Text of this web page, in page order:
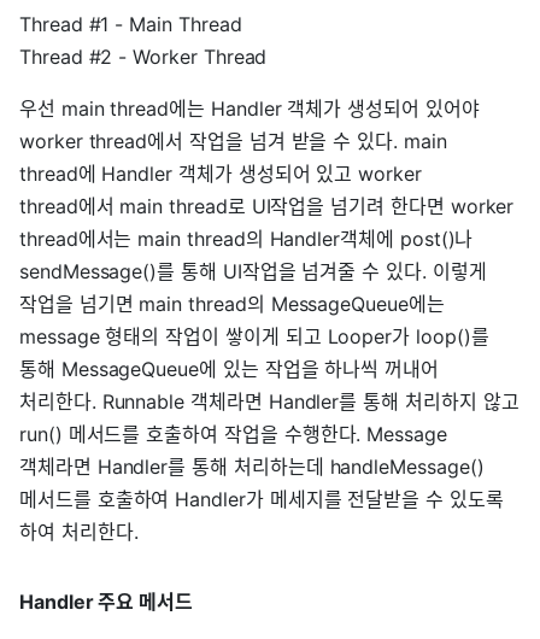
Thread #1 - Main Thread
Thread #2 - Worker Thread
우선 main thread에는 Handler 객체가 생성되어 있어야
worker thread에서 작업을 넘겨 받을 수 있다. main
thread에 Handler 객체가 생성되어 있고 worker
thread에서 main thread로 UI작업을 넘기려 한다면 worker
thread에서는 main thread의 Handler객체에 post()나
sendMessage()를 통해 UI작업을 넘겨줄 수 있다. 이렇게
작업을 넘기면 main thread의 MessageQueue에는
message 형태의 작업이 쌓이게 되고 Looper가 loop()를
통해 MessageQueue에 있는 작업을 하나씩 꺼내어
처리한다. Runnable 객체라면 Handler를 통해 처리하지 않고
run() 메서드를 호출하여 작업을 수행한다. Message
객체라면 Handler를 통해 처리하는데 handleMessage()
메서드를 호출하여 Handler가 메세지를 전달받을 수 있도록
하여 처리한다.
Handler 주요 메서드